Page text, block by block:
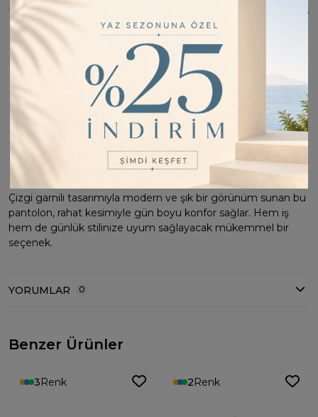
ÜRÜN BILGISI
Ürün Çift İplik penye kumaştır .Ürün beli lastiklidir.
Bel
Basen
76cm
106cm
M
100cm 80cm
112cm
100cm 84cm
118cm
XL
88cm
124cm
Meltem hanım 'M' beden kullanmaktadır.
Çizgi garnili tasarımıyla modern ve şık bir görünüm sunan bu
pantolon, rahat kesimiyle gün boyu konfor sağlar. Hem iş
hem de günlük stilinize uyum sağlayacak mükemmel bir
seçenek.
YORUMLAR 0
Benzer Ürünler
3Renk 2Renk